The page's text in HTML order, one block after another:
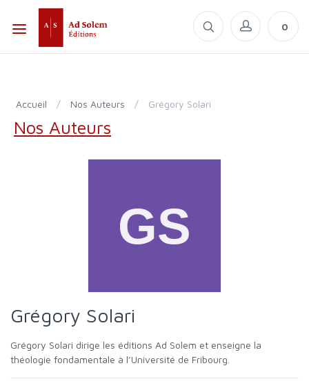
0
Accueil / Nos Auteurs / Grégory Solari
Nos Auteurs
Grégory Solari
Grégory Solari dirige les éditions Ad Solem et enseigne la
théologie fondamentale à l’Université de Fribourg.